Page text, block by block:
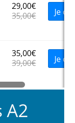
29,00€
35,00€ Je
35,00€
39,00€ Je
A2